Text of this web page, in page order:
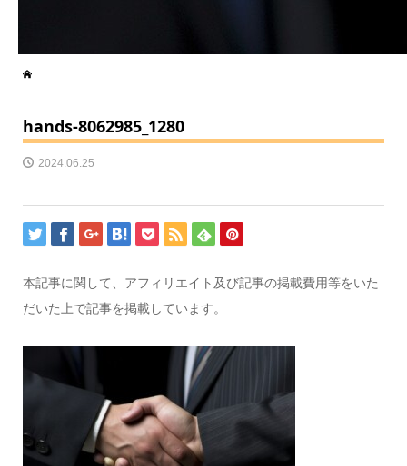
hands-8062985_1280
2024.06.25
本記事に関して、アフィリエイト及び記事の掲載費用等をいた
だいた上で記事を掲載しています。